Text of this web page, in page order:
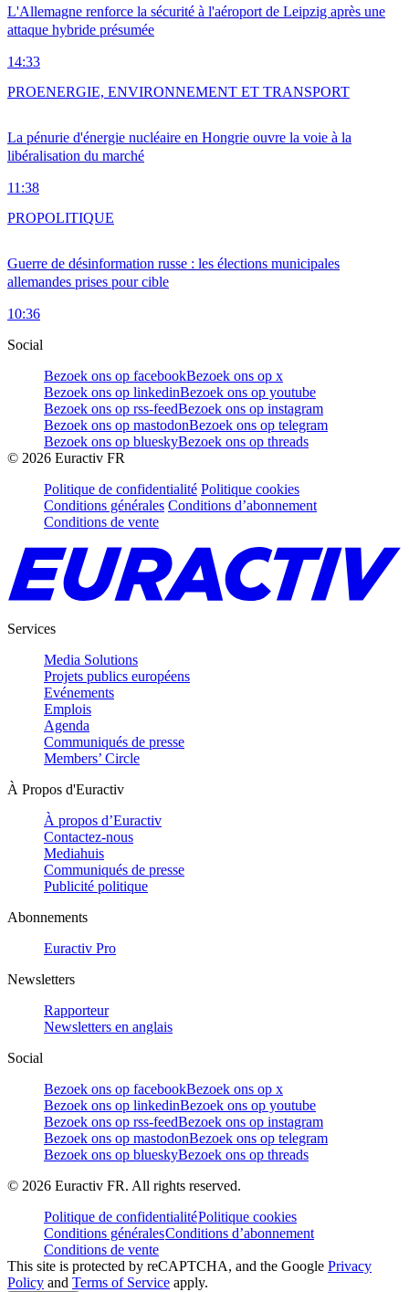
L'Allemagne renforce la sécurité à l'aéroport de Leipzig après une
attaque hybride présumée
14:33
La pénurie d'énergie nucléaire en Hongrie ouvre la voie à la
libéralisation du marché
11:38
PROENERGIE, ENVIRONNEMENT ET TRANSPORT
Guerre de désinformation russe : les élections municipales
allemandes prises pour cible
10:36
PROPOLITIQUE
Social
Bezoek ons op facebookBezoek ons op x
Bezoek ons op linkedinBezoek ons op youtube
Bezoek ons op rss-feedBezoek ons op instagram
Bezoek ons op mastodonBezoek ons op telegram
Bezoek ons op blueskyBezoek ons op threads
© 2026 Euractiv FR
Politique de confidentialité Politique cookies
Conditions générales Conditions d’abonnement
Conditions de vente
Services
Media Solutions
Projets publics européens
Evénements
Emplois
Agenda
Communiqués de presse
Members’ Circle
À Propos d'Euractiv
À propos d’Euractiv
Contactez-nous
Mediahuis
Communiqués de presse
Publicité politique
Abonnements
Euractiv Pro
Newsletters
Rapporteur
Newsletters en anglais
Social
Bezoek ons op facebookBezoek ons op x
Bezoek ons op linkedinBezoek ons op youtube
Bezoek ons op rss-feedBezoek ons op instagram
Bezoek ons op mastodonBezoek ons op telegram
Bezoek ons op blueskyBezoek ons op threads
© 2026 Euractiv FR. All rights reserved.
Politique de confidentialitéPolitique cookies
Conditions généralesConditions d’abonnement
Conditions de vente
This site is protected by reCAPTCHA, and the Google Privacy
Policy and Terms of Service apply.